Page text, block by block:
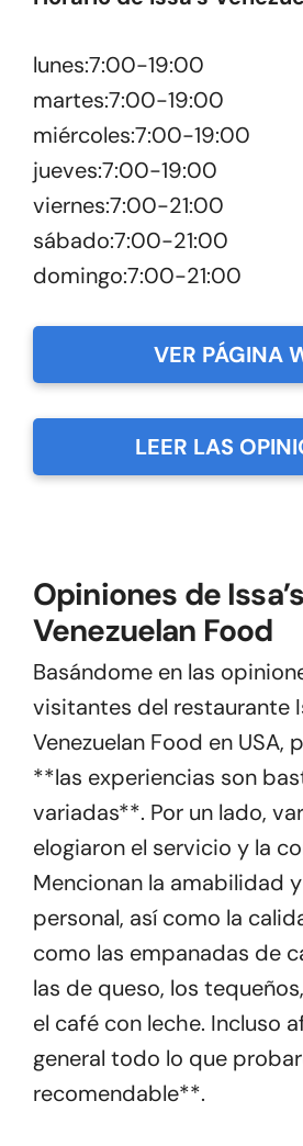
lunes:7:00-19:00
martes:7:00-19:00
miércoles:7:00-19:00
jueves:7:00-19:00
viernes:7:00-21:00
sábado:7:00-21:00
domingo:7:00-21:00
VER PÁGINA
LEER LAS
Opiniones de Issa’s
Venezuelan Food
Basándome en las
visitantes del restaurante
Venezuelan Food en USA,
**las experiencias son
variadas**. Por un lado,
elogiaron el servicio y la
Mencionan la amabilidad
personal, así como la
como las empanadas de
las de queso, los
el café con leche. Incluso
general todo lo que
recomendable**.